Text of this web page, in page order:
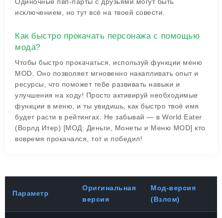
исключением, но тут всё на твоей совести.
Как быстро прокачать персонажа с помощью
мода?
Чтобы быстро прокачаться, используй функции меню
MOD. Оно позволяет мгновенно накапливать опыт и
ресурсы, что поможет тебе развивать навыки и
улучшения на ходу! Просто активируй необходимые
функции в меню, и ты увидишь, как быстро твоё имя
будет расти в рейтингах. Не забывай — в World Eater
(Ворлд Итер) [МОД: Деньги, Монеты и Меню MOD] кто
вовремя прокачался, тот и победил!
Параметр
Оригинальная
версия
Мод-версия
(Взлом)